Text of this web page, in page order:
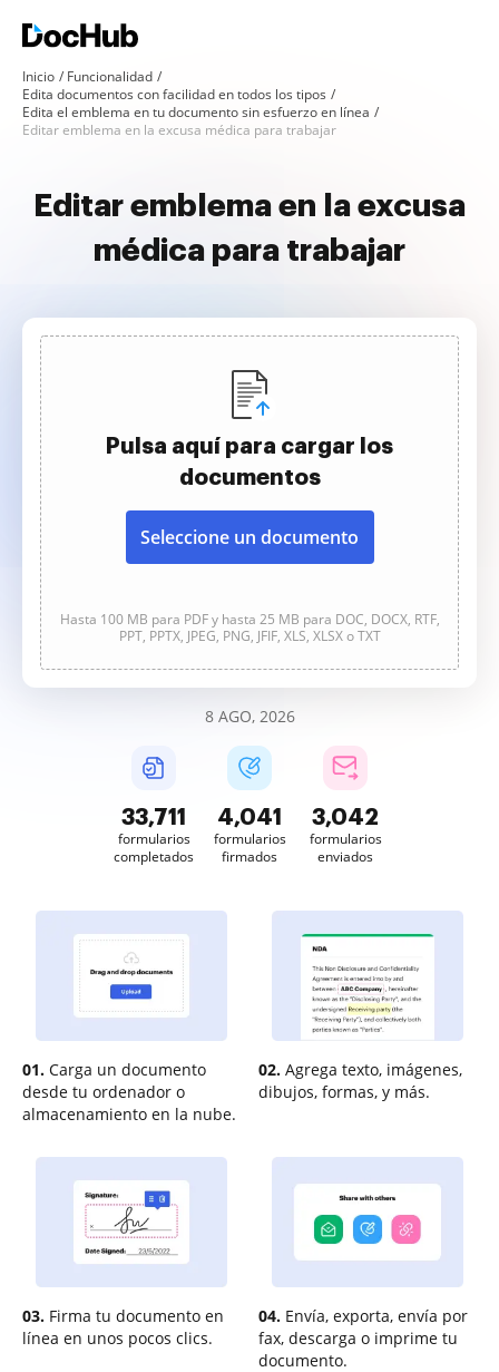
Inicio
Funcionalidad
Edita documentos con facilidad en todos los tipos
Edita el emblema en tu documento sin esfuerzo en línea
Editar emblema en la excusa médica para trabajar
Editar emblema en la excusa
médica para trabajar
Pulsa aquí para cargar los
documentos
Seleccione un documento
Hasta 100 MB para PDF y hasta 25 MB para DOC, DOCX, RTF,
PPT, PPTX, JPEG, PNG, JFIF, XLS, XLSX o TXT
8 AGO, 2026
33,711
formularios
completados
4,041
formularios
firmados
3,042
formularios
enviados
01. Carga un documento
desde tu ordenador o
almacenamiento en la nube.
02. Agrega texto, imágenes,
dibujos, formas, y más.
03. Firma tu documento en
línea en unos pocos clics.
04. Envía, exporta, envía por
fax, descarga o imprime tu
documento.